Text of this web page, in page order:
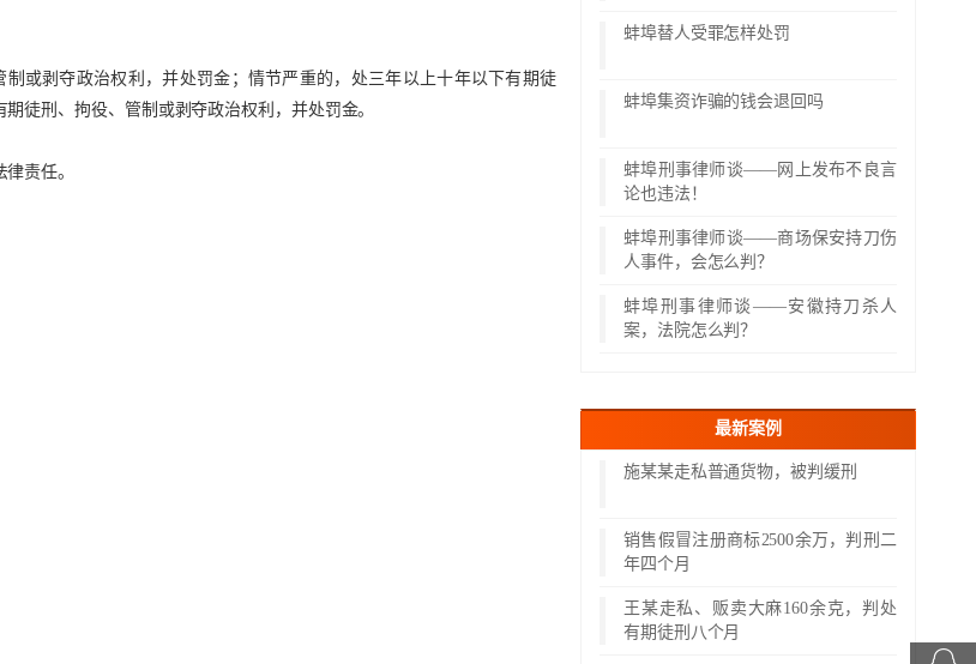
或剥夺政治权利，并处罚金；情节严重的，处三年以上十年以下有期徒
徒刑、拘役、管制或剥夺政治权利，并处罚金。
责任。
蚌埠替人受罪怎样处罚
蚌埠集资诈骗的钱会退回吗
蚌埠刑事律师谈——网上发布不良言
论也违法！
蚌埠刑事律师谈——商场保安持刀伤
人事件，会怎么判？
蚌埠刑事律师谈——安徽持刀杀人
案，法院怎么判？
最新案例
施某某走私普通货物，被判缓刑
销售假冒注册商标2500余万，判刑二
年四个月
王某走私、贩卖大麻160余克，判处
有期徒刑八个月